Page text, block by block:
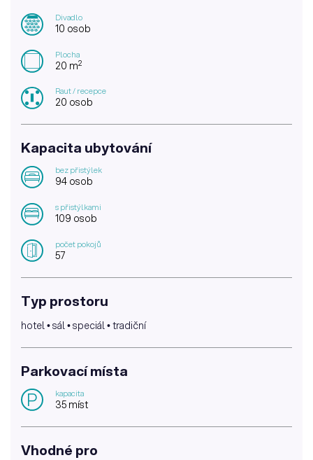
Divadlo
10 osob
Plocha
20 m2
Raut / recepce
20 osob
Kapacita ubytování
bez přistýlek
94 osob
s přistýlkami
109 osob
počet pokojů
57
Typ prostoru
hotel • sál • speciál • tradiční
Parkovací místa
P kapacita
35 míst
Vhodné pro